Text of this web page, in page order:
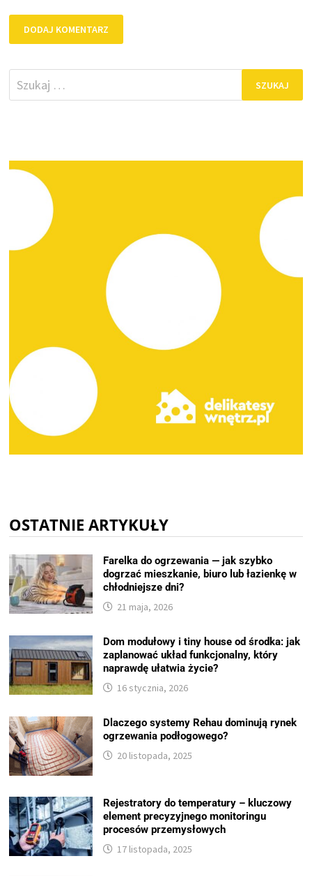
Szukaj:
OSTATNIE ARTYKUŁY
Farelka do ogrzewania — jak szybko
dogrzać mieszkanie, biuro lub łazienkę w
chłodniejsze dni?
21 maja, 2026
Dom modułowy i tiny house od środka: jak
zaplanować układ funkcjonalny, który
naprawdę ułatwia życie?
16 stycznia, 2026
Dlaczego systemy Rehau dominują rynek
ogrzewania podłogowego?
20 listopada, 2025
Rejestratory do temperatury – kluczowy
element precyzyjnego monitoringu
procesów przemysłowych
17 listopada, 2025